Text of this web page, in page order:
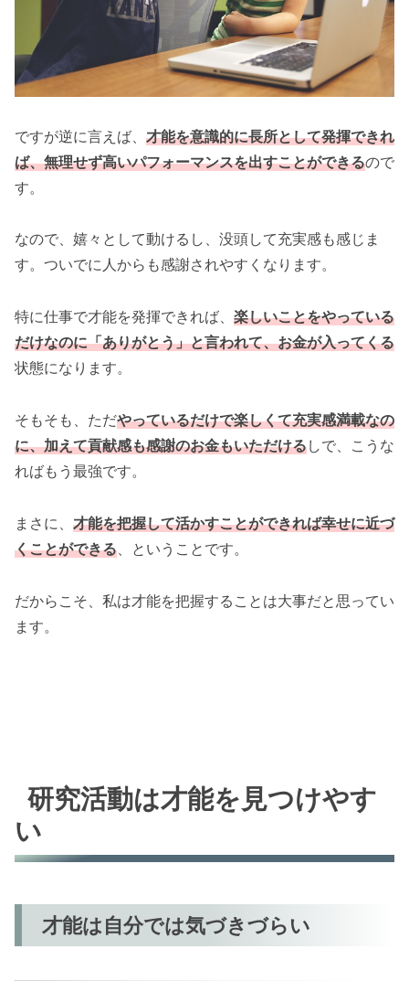
ですが逆に言えば、 才能を意識的に長所として発揮できれ
ば、無理せず高いパフォーマンスを出すことができるので
す。
なので、嬉々として動けるし、没頭して充実感も感じま
す。ついでに人からも感謝されやすくなります。
特に仕事で才能を発揮できれば、 楽しいことをやっている
だけなのに「ありがとう」と言われて、お金が入ってくる
状態になります。
そもそも、ただやっているだけで楽しくて充実感満載なの
に、加えて貢献感も感謝のお金もいただけるしで、こうな
ればもう最強です。
まさに、 才能を把握して活かすことができれば幸せに近づ
くことができる 、ということです。
だからこそ、私は才能を把握することは大事だと思ってい
ます。
研究活動は才能を見つけやす
い
才能は自分では気づきづらい